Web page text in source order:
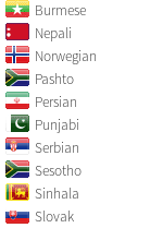
Burmese
Nepali
Norwegian
Pashto
Persian
Punjabi
Serbian
Sesotho
Sinhala
Slovak